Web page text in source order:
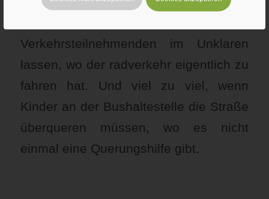
Verkehrsteilnehmenden im Unklaren
lassen, wo der radverkehr eigentlich zu
fahren hat. Und viel zu viel, wenn
Kinder an der Bushaltestelle die Straße
überqueren müssen, wo es nicht
einmal eine Querungshilfe gibt.